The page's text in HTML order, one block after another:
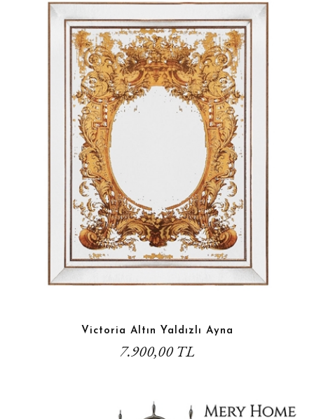
Victoria Altın Yaldızlı Ayna
7.900,00 TL